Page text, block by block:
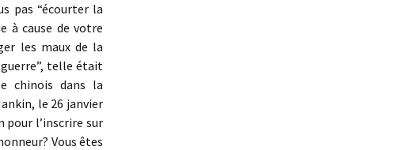
pas “écourter la
à cause de votre
les maux de la
telle était
chinois dans la
le 26 janvier
pour l’inscrire sur
Vous êtes